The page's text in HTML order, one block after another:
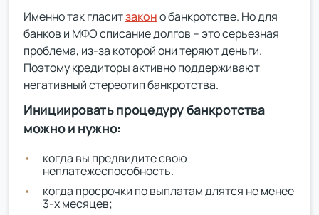
Именно так гласитзаконо банкротстве. Но для
банков и МФО списание долгов – это серьезная
проблема, из-за которой они теряют деньги.
Поэтому кредиторы активно поддерживают
негативный стереотип банкротства.
Инициировать процедуру банкротства
можно и нужно:
когда вы предвидите свою
неплатежеспособность.
когда просрочки по выплатам длятся не менее
3-х месяцев;